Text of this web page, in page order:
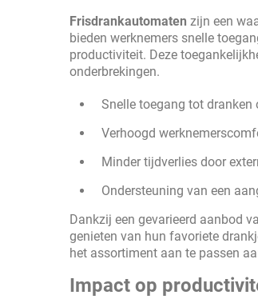
Frisdrankautomaten zijn een
bieden werknemers snelle
productiviteit. Deze
onderbrekingen.
Snelle toegang tot dranken
Verhoogd
Minder tijdverlies door
Ondersteuning van een
Dankzij een gevarieerd aanbod
genieten van hun favoriete
het assortiment aan te passen
Impact op